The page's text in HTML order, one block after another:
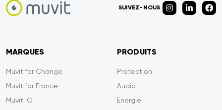
SUIVEZ-NOUS
MARQUES
Muvit for Change
Muvit for France
Muvit iO
PRODUITS
Protection
Audio
Energie